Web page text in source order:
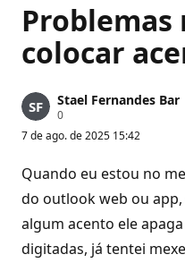
Problemas
colocar
Stael Fernandes Bar
0P
n
o
s
d
e
r
p
7 de ago. de 2025 15:42
Quando eu estou no
do outlook web ou
algum acento ele
digitadas, já tentei